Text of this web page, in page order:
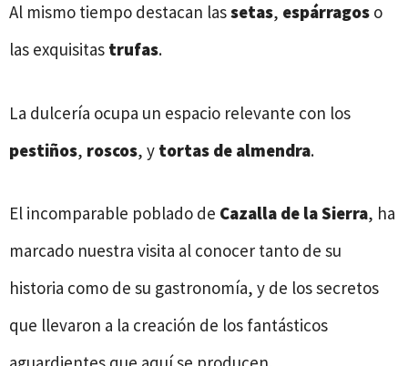
Al mismo tiempo destacan lassetas, espárragos o
las exquisitas trufas.
La dulcería ocupa un espacio relevante con los
pestiños, roscos, y tortas de almendra.
El incomparable poblado de Cazalla de la Sierra, ha
marcado nuestra visita al conocer tanto de su
historia como de su gastronomía, y de los secretos
que llevaron a la creación de los fantásticos